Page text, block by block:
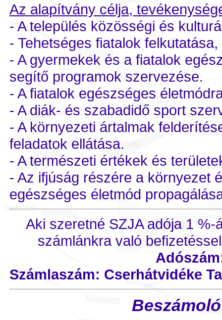
Az alapítvány célja,
- A település közösségi és
- Tehetséges fiatalok
- A gyermekek és a fiatalok
segítő programok szervezése.
- A fiatalok egészséges
- A diák- és szabadidő sport
- A környezeti ártalmak
feladatok ellátása.
- A természeti értékek és
- Az ifjúság részére a környezet
egészséges életmód
Aki szeretné SZJA adója 1
számlánkra való
Számlaszám: Cserhátvidéke